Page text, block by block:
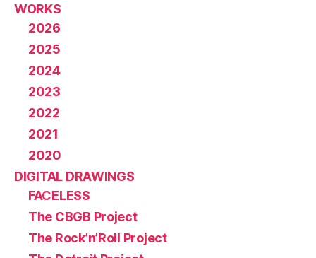
WORKS
2026
2025
2024
2023
2022
2021
2020
DIGITAL DRAWINGS
FACELESS
The CBGB Project
The Rock’n’Roll Project